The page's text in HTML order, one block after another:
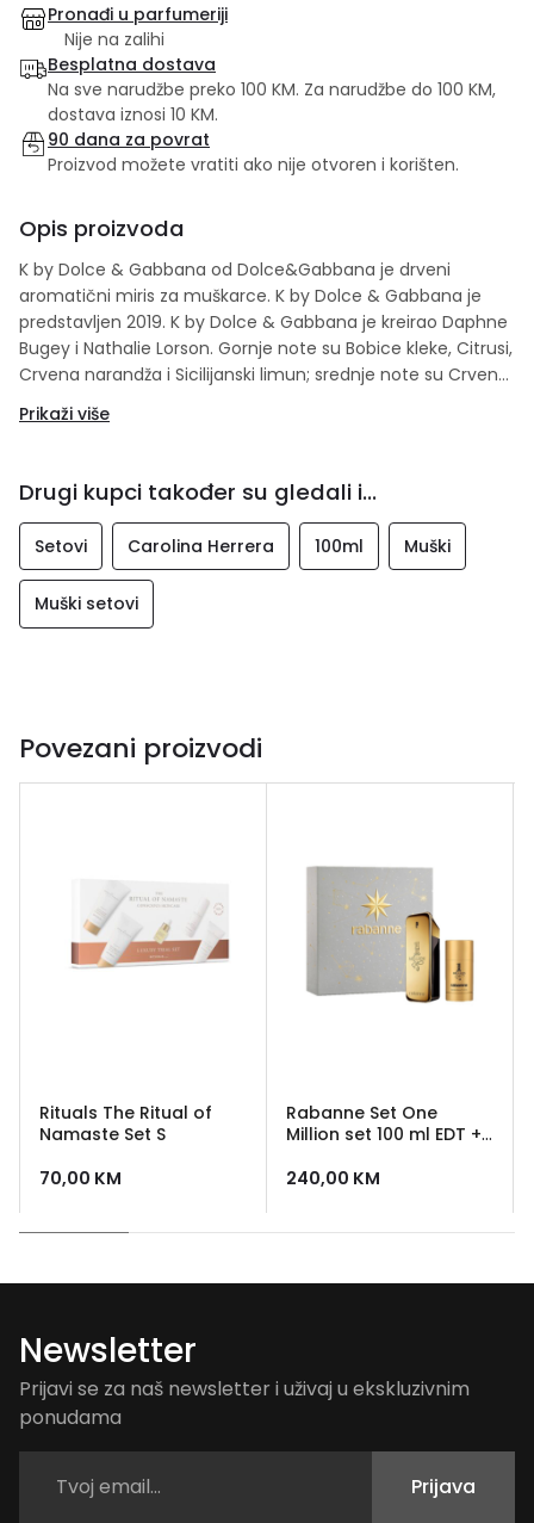
Pronađi u parfumeriji
Nije na zalihi
Besplatna dostava
Na sve narudžbe preko 100 KM. Za narudžbe do 100 KM,
dostava iznosi 10 KM.
90 dana za povrat
Proizvod možete vratiti ako nije otvoren i korišten.
Opis proizvoda
K by Dolce & Gabbana od Dolce&Gabbana je drveni
aromatični miris za muškarce. K by Dolce & Gabbana je
predstavljen 2019. K by Dolce & Gabbana je kreirao Daphne
Bugey i Nathalie Lorson. Gornje note su Bobice kleke, Citrusi,
Crvena narandža i Sicilijanski limun; srednje note su Crvena
su vetiver, Kedar i pačuli. Set sadrži: 100 ml edt + 10 ml edt +
Prikaži više
Drugi kupci također su gledali i...
Setovi Carolina Herrera 100ml Muški
Muški setovi
Povezani proizvodi
Rituals The Ritual of
Namaste Set S
70,00 KM
Rabanne Set One
Million set 100 ml EDT +
240,00 KM
Newsletter
Prijavi se za naš newsletter i uživaj u ekskluzivnim
ponudama
Prijava